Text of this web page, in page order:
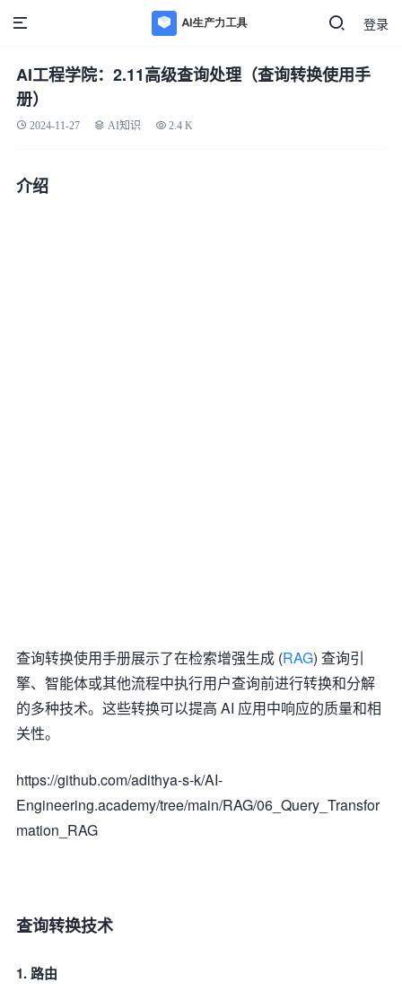
登录
AI工程学院：2.11高级查询处理（查询转换使用手
册）
2024-11-27 AI知识 2.4 K
介绍
查询转换使用手册展示了在检索增强生成 (RAG) 查询引
擎、智能体或其他流程中执行用户查询前进行转换和分解
的多种技术。这些转换可以提高 AI 应用中响应的质量和相
关性。
https://github.com/adithya-s-k/AI-
Engineering.academy/tree/main/RAG/06_Query_Transfor
mation_RAG
查询转换技术
1. 路由